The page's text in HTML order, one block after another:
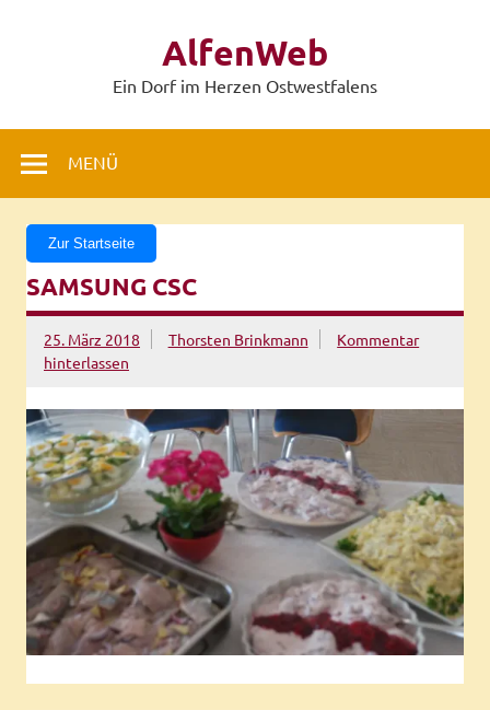
AlfenWeb
Ein Dorf im Herzen Ostwestfalens
MENÜ
Zur Startseite
SAMSUNG CSC
25. März 2018 Thorsten Brinkmann
Kommentar
hinterlassen